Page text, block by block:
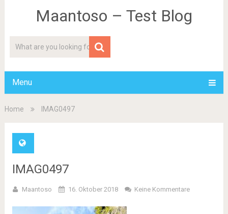
Maantoso – Test Blog
Menu
Home IMAG0497
IMAG0497
Maantoso 16. Oktober 2018 Keine Kommentare